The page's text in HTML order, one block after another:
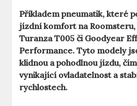
Příkladem pneumatik, které
jízdní komfort na
Turanza T005 či Goodyear
Performance. Tyto modely
klidnou a pohodlnou jízdu,
vynikající ovladatelnost a
rychlostech.